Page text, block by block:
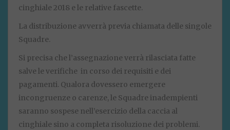
cinghiale 2018 e le relative fascette.
La distribuzione avverrà previa chiamata delle singole
Squadre.
Si precisa che l’assegnazione verrà rilasciata fatte
salve le verifiche in corso dei requisiti e dei
pagamenti. Qualora dovessero emergere
incongruenze o carenze, le Squadre inadempienti
saranno sospese nell’esercizio della caccia al
cinghiale sino a completa risoluzione dei problemi.